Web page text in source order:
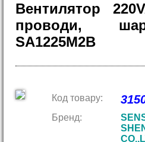
Вентилятор
проводи,
SA1225M2B
Код товару:
Бренд: